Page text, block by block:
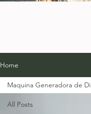
Home
All Posts
Maquina Generadora de